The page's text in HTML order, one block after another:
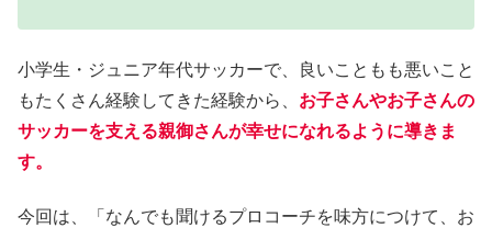
小学生・ジュニア年代サッカーで、良いこともも悪いこと
もたくさん経験してきた経験から、 お子さんやお子さんの
サッカーを支える親御さんが幸せになれるように導きま
す。
今回は、「なんでも聞けるプロコーチを味方につけて、お